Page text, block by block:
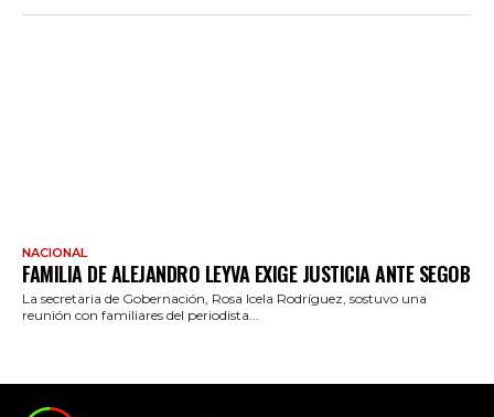
NACIONAL
FAMILIA DE ALEJANDRO LEYVA EXIGE JUSTICIA ANTE SEGOB
La secretaria de Gobernación, Rosa Icela Rodríguez, sostuvo una
reunión con familiares del periodista...